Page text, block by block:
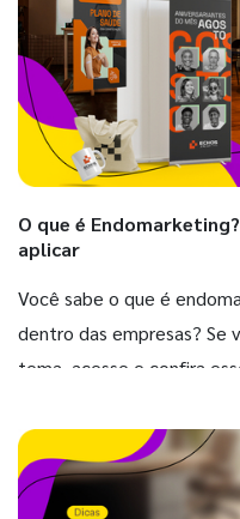
O que é
aplicar
Você sabe o que é
dentro das empresas? Se
tema, acesse e confira